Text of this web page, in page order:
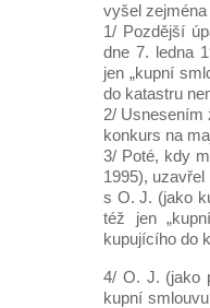
vyšel
1/ Pozdější
dne 7. ledna
jen „kupní
do katastru
2/ Usnesením
konkurs na
3/ Poté, kdy
1995),
s O. J. (jako
též jen
kupujícího do
4/ O. J. (jako
kupní